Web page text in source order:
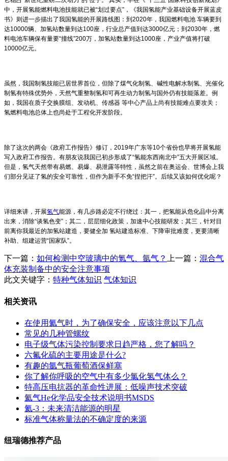
中，开展氢能燃料电池技能就已被“划过要点”，《我国氢能产业基础设备开展蓝皮
书》则进一步描出了我国氢能的开展路线图：到2020年，我国燃料电池 车辆要到
达10000辆、加氢站数量到达100座，行业总产值到达3000亿元；到2030年，燃
料电池车辆保有量要“撞线”200万，加氢站数量到达1000座，产业产值将打破
10000亿元。
虽然，我国制氢技能已居世界首位，但除了煤气化制氢、碱性电解水制氢、光催化
制氢有特殊优势外，天然气重整制氢和可再生动力制氢与国外仍有技能落差。 例
如，我国在质子交换膜组、发动机、传感器 等中心产品上尚有技能难点要攻关；
氢燃料电池总体上也尚处于工程化开发阶段。
除了这次的两会《政府工作报告》修订，2019年广东等10个省份也早将开展氢能
写入政府工作报告。有朋友说我国已初步形成了“氢能东西南北中”五大开展区域。
但是，氢气天然带有易燃、易爆、易泄露等特性，虽然之前在奥运会、世博会上我
们部分见证了氢的安全可靠性，但作为新手不免“捏把汗”。后续又该如何优化呢？
详细来讲，开展氢气能源，有几步路必定不行绕过：其一，把氢能从危化品中分离
出来，消除“谈氢色变”；其二，层层细化政策，加速中心技能研发；其三，针对目
前离你我最近的加氢站建造，要健全加 氢站建造标准、下降审批难度，更要清晰
补助、组建运营“国家队”。
下一篇： 如何检测中空玻璃中的氪气、氩气？ 上一篇： 混合气
体充装制备中的安全注意事项
此文关键字： 特种气体知识 气体知识
相关资讯
在使用氦气时，为了确保安全，应该注意以下几点
常见的几种管螺纹
电子级气体污染控制要求日趋严格，您了解吗？
六氟化硫的主要用途是什么?
有趣的氩气瓶葡萄酒保鲜塞
你了解你呼吸的空气中有多少氯化氢气体么？
特高压电抗器的革命性进展：低噪声技术突破
氦气He化学品安全技术说明书MSDS
氦-3：未来清洁能源的明星
标准气体称量法的不确定度的来源
纽瑞德推荐产品